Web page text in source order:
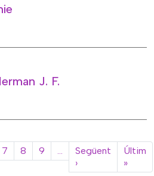
J. F.
7 8 9
Següent
›Pàgina següent
Últim
»